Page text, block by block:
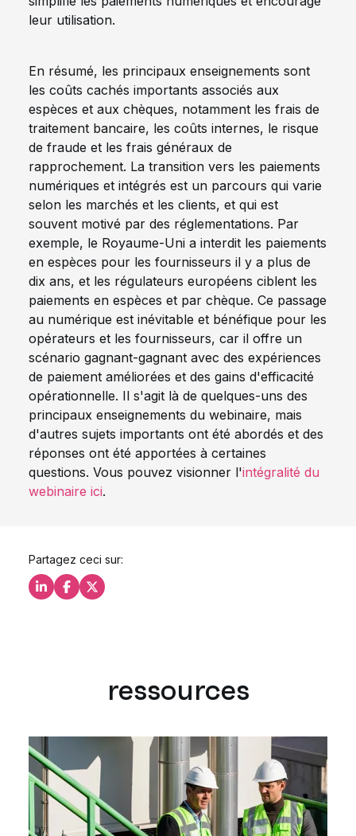
leur utilisation.
En résumé, les principaux enseignements sont
les coûts cachés importants associés aux
espèces et aux chèques, notamment les frais de
traitement bancaire, les coûts internes, le risque
de fraude et les frais généraux de
rapprochement. La transition vers les paiements
numériques et intégrés est un parcours qui varie
selon les marchés et les clients, et qui est
souvent motivé par des réglementations. Par
exemple, le Royaume-Uni a interdit les paiements
en espèces pour les fournisseurs il y a plus de
dix ans, et les régulateurs européens ciblent les
paiements en espèces et par chèque. Ce passage
au numérique est inévitable et bénéfique pour les
opérateurs et les fournisseurs, car il offre un
scénario gagnant-gagnant avec des expériences
de paiement améliorées et des gains d'efficacité
opérationnelle. Il s'agit là de quelques-uns des
principaux enseignements du webinaire, mais
d'autres sujets importants ont été abordés et des
réponses ont été apportées à certaines
questions. Vous pouvez visionner l'intégralité du
webinaire ici.
Partagez ceci sur:
Partagez ceci sur LinkedIn
Partagez ceci sur Facebook
Partagez ceci sur X
ressources